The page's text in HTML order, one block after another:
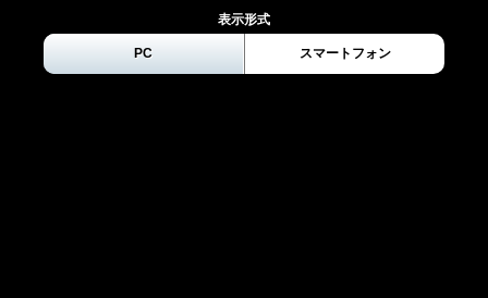
表示形式
PC スマートフォン